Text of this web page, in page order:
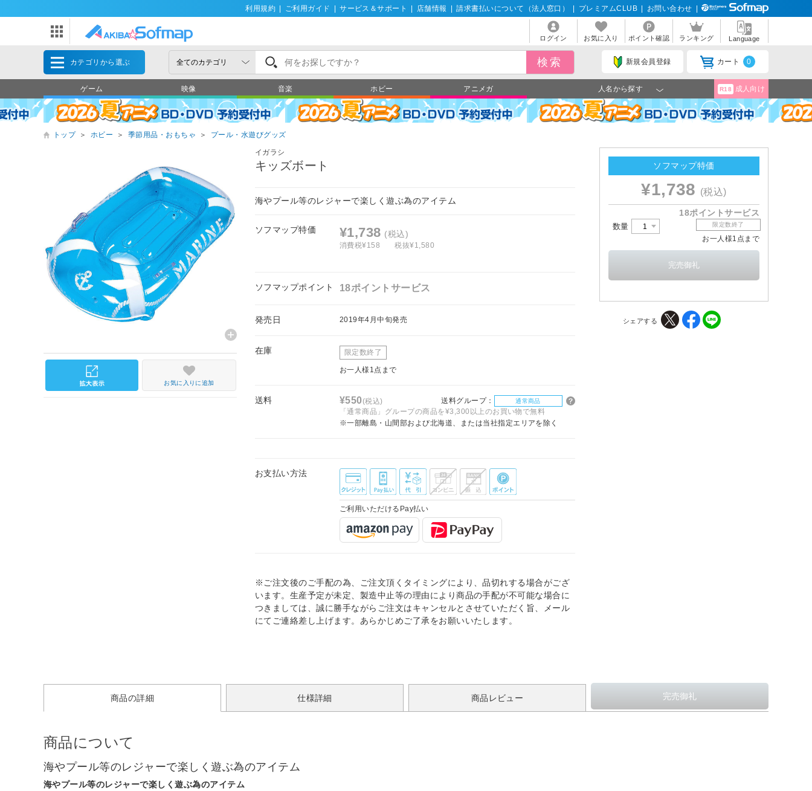
利用規約 ご利用ガイド サービス＆サポート 店舗情報 請求書払いについて（法人窓口） プレミアムCLUB お問い合わせ
ログイン お気に入り ポイント確認 ランキング Language
カテゴリから選ぶ 新規会員登録 カート 0
ゲーム 映像 音楽 ホビー アニメガ 人名から探す R18 成人向け
トップ ＞ ホビー ＞ 季節用品・おもちゃ ＞ プール・水遊びグッズ
イガラシ
キッズボート
海やプール等のレジャーで楽しく遊ぶ為のアイテム
ソフマップ特価 ¥1,738 (税込)
消費税¥158 税抜¥1,580
ソフマップポイント 18ポイントサービス
発売日 2019年4月中旬発売
在庫 限定数終了
お一人様1点まで
送料 ¥550(税込) 送料グループ： 通常商品
「通常商品」グループの商品を¥3,300以上のお買い物で無料
※一部離島・山間部および北海道、または当社指定エリアを除く
お支払い方法
ご利用いただけるPay払い
※ご注文後のご手配の為、ご注文頂くタイミングにより、品切れする場合がござ
います。生産予定が未定、製造中止等の理由により商品の手配が不可能な場合に
つきましては、誠に勝手ながらご注文はキャンセルとさせていただく旨、メール
にてご連絡差し上げます。あらかじめご了承をお願いいたします。
お気に入りに追加
ソフマップ特価
¥1,738 (税込)
18ポイントサービス
数量 限定数終了
お一人様1点まで
シェアする
商品の詳細 仕様詳細 商品レビュー
商品について
海やプール等のレジャーで楽しく遊ぶ為のアイテム
海やプール等のレジャーで楽しく遊ぶ為のアイテム